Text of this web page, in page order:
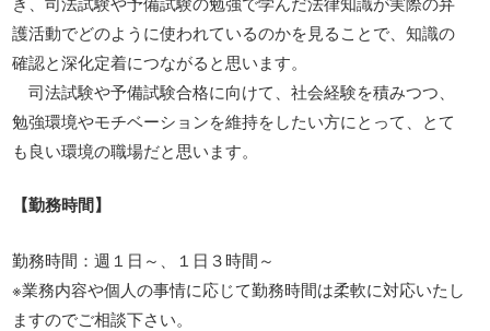
護活動でどのように使われているのかを見ることで、知識の
確認と深化定着につながると思います。
司法試験や予備試験合格に向けて、社会経験を積みつつ、
勉強環境やモチベーションを維持をしたい方にとって、とて
も良い環境の職場だと思います。
【勤務時間】
勤務時間：週１日～、１日３時間～
※業務内容や個人の事情に応じて勤務時間は柔軟に対応いたし
ますのでご相談下さい。